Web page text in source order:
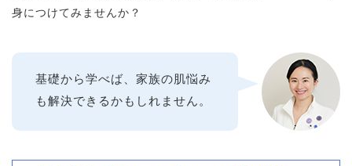
身につけてみませんか？
基礎から学べば、家族の肌悩み
も解決できるかもしれません。